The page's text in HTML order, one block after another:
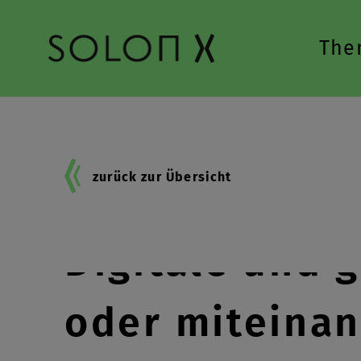
zurück zur Übersicht
Digitale und
oder